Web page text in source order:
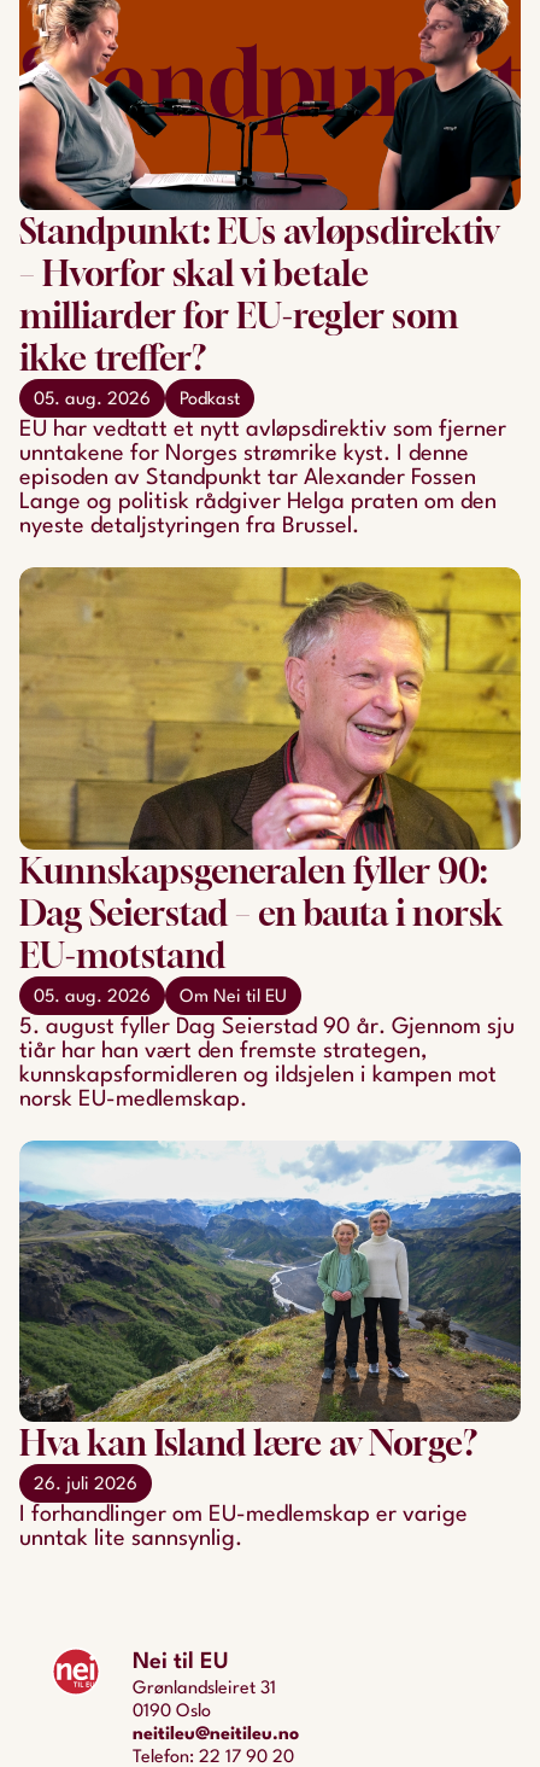
Standpunkt: EUs avløpsdirektiv
– Hvorfor skal vi betale
milliarder for EU-regler som
ikke treffer?
05. aug. 2026 Podkast
EU har vedtatt et nytt avløpsdirektiv som fjerner
unntakene for Norges strømrike kyst. I denne
episoden av Standpunkt tar Alexander Fossen
Lange og politisk rådgiver Helga praten om den
nyeste detaljstyringen fra Brussel.
Kunnskapsgeneralen fyller 90:
Dag Seierstad – en bauta i norsk
EU-motstand
05. aug. 2026 Om Nei til EU
5. august fyller Dag Seierstad 90 år. Gjennom sju
tiår har han vært den fremste strategen,
kunnskapsformidleren og ildsjelen i kampen mot
norsk EU-medlemskap.
Hva kan Island lære av Norge?
26. juli 2026
​​​​​​​I forhandlinger om EU-medlemskap er varige
unntak lite sannsynlig.
Nei til EU
Grønlandsleiret 31
0190 Oslo
neitileu@neitileu.no
Telefon: 22 17 90 20